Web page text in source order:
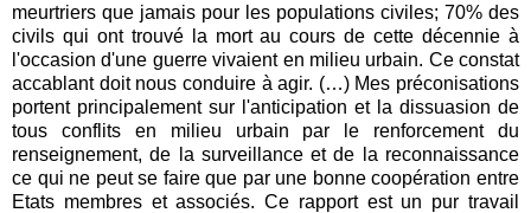
meurtriers que jamais pour les populations civiles; 70% des
civils qui ont trouvé la mort au cours de cette décennie à
l'occasion d'une guerre vivaient en milieu urbain. Ce constat
accablant doit nous conduire à agir. (…) Mes préconisations
portent principalement sur l'anticipation et la dissuasion de
tous conflits en milieu urbain par le renforcement du
renseignement, de la surveillance et de la reconnaissance
ce qui ne peut se faire que par une bonne coopération entre
Etats membres et associés. Ce rapport est un pur travail